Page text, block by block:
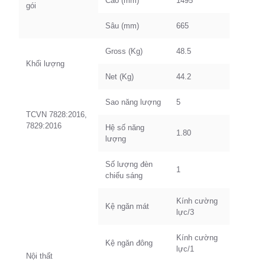
gói
Sâu (mm) 665
Khối lượng
Gross (Kg) 48.5
Net (Kg) 44.2
TCVN 7828:2016,
7829:2016
Sao năng lượng 5
Hệ số năng
lượng
1.80
Nội thất
Số lượng đèn
chiếu sáng
1
Kệ ngăn mát
Kính cường
lực/3
Kệ ngăn đông
Kính cường
lực/1